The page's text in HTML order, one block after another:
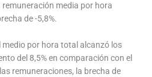
remuneración media por hora
de -5,8%.
por hora total alcanzó los
del 8,5% en comparación con el
remuneraciones, la brecha de